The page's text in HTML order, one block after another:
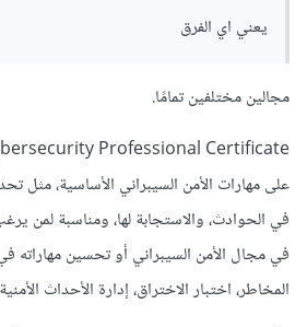
يعني اي الفرق
مجالين مختلفين تمامًا.
على مهارات الأمن السيبراني الأساسية، مثل
في الحوادث، والاستجابة لها، ومناسبة لمن
في مجال الأمن السيبراني أو تحسين مهاراته
المخاطر، اختبار الاختراق، إدارة الأحداث